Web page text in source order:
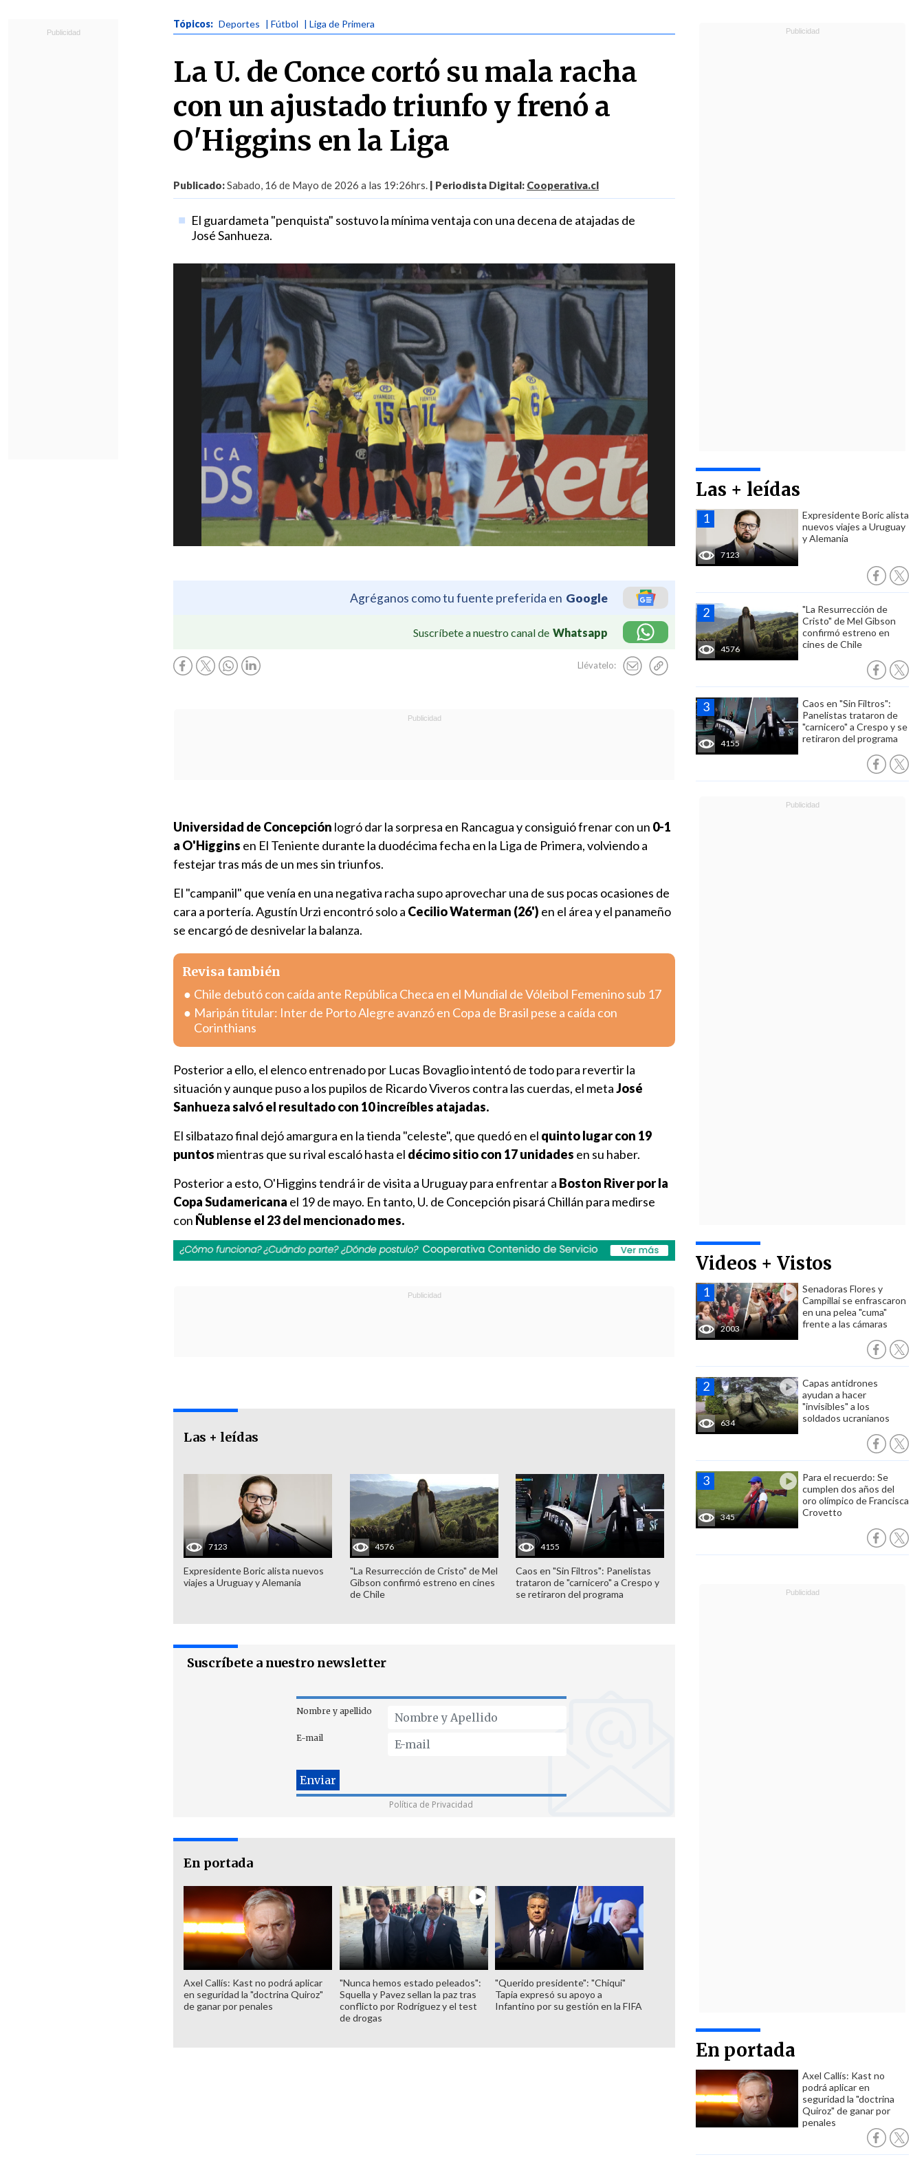
Tópicos: Deportes | Fútbol | Liga de Primera
La U. de Conce cortó su mala racha
con un ajustado triunfo y frenó a
O'Higgins en la Liga
Publicado:Sabado, 16 de Mayo de 2026 a las 19:26hrs. | Periodista Digital: Cooperativa.cl
El guardameta "penquista" sostuvo la mínima ventaja con una decena de atajadas de
José Sanhueza.
Agréganos como tu fuente preferida en Google
Suscríbete a nuestro canal de Whatsapp
Llévatelo:
Las + leídas
7123
Expresidente Boric alista
nuevos viajes a Uruguay
y Alemania
4576
"La Resurrección de
Cristo" de Mel Gibson
confirmó estreno en
cines de Chile
4155
Caos en "Sin Filtros":
Panelistas trataron de
"carnicero" a Crespo y se
retiraron del programa
Videos + Vistos
2003
Senadoras Flores y
Campillai se enfrascaron
en una pelea "cuma"
frente a las cámaras
634
Capas antidrones
ayudan a hacer
"invisibles" a los
soldados ucranianos
345
Para el recuerdo: Se
cumplen dos años del
oro olímpico de Francisca
Crovetto
En portada
Axel Callís: Kast no
podrá aplicar en
seguridad la "doctrina
Quiroz" de ganar por
penales
Universidad de Concepción logró dar la sorpresa en Rancagua y consiguió frenar con un 0-1
a O'Higgins en El Teniente durante la duodécima fecha en la Liga de Primera, volviendo a
festejar tras más de un mes sin triunfos.
El "campanil" que venía en una negativa racha supo aprovechar una de sus pocas ocasiones de
cara a portería. Agustín Urzi encontró solo a Cecilio Waterman (26') en el área y el panameño
se encargó de desnivelar la balanza.
Revisa también
Chile debutó con caída ante República Checa en el Mundial de Vóleibol Femenino sub 17
Maripán titular: Inter de Porto Alegre avanzó en Copa de Brasil pese a caída con
Corinthians
Posterior a ello, el elenco entrenado por Lucas Bovaglio intentó de todo para revertir la
situación y aunque puso a los pupilos de Ricardo Viveros contra las cuerdas, el metaJosé
Sanhueza salvó el resultado con 10 increíbles atajadas.
El silbatazo final dejó amargura en la tienda "celeste", que quedó en el quinto lugar con 19
puntos mientras que su rival escaló hasta el décimo sitio con 17 unidades en su haber.
Posterior a esto, O'Higgins tendrá ir de visita a Uruguay para enfrentar a Boston River por la
Copa Sudamericana el 19 de mayo. En tanto, U. de Concepción pisará Chillán para medirse
con Ñublense el 23 del mencionado mes.
Las + leídas
7123
Expresidente Boric alista nuevos
viajes a Uruguay y Alemania
4576
"La Resurrección de Cristo" de Mel
Gibson confirmó estreno en cines
de Chile
4155
Caos en "Sin Filtros": Panelistas
trataron de "carnicero" a Crespo y
se retiraron del programa
Suscríbete a nuestro newsletter
Nombre y apellido
E-mail
Política de Privacidad
En portada
Axel Callís: Kast no podrá aplicar
en seguridad la "doctrina Quiroz"
de ganar por penales
"Nunca hemos estado peleados":
Squella y Pavez sellan la paz tras
conflicto por Rodríguez y el test
de drogas
"Querido presidente": "Chiqui"
Tapia expresó su apoyo a
Infantino por su gestión en la FIFA